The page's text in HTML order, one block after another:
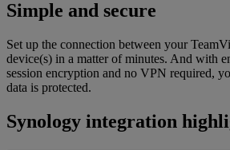
Simple and secure
Set up the connection between your
device(s) in a matter of minutes. And with
session encryption and no VPN required,
data is protected.
Synology integration